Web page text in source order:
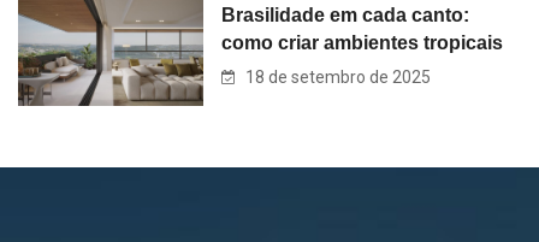
Brasilidade em cada canto:
como criar ambientes tropicais
18 de setembro de 2025